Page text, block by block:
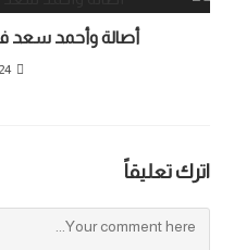
أصالة وأحمد سعد
اترك تعليقاً